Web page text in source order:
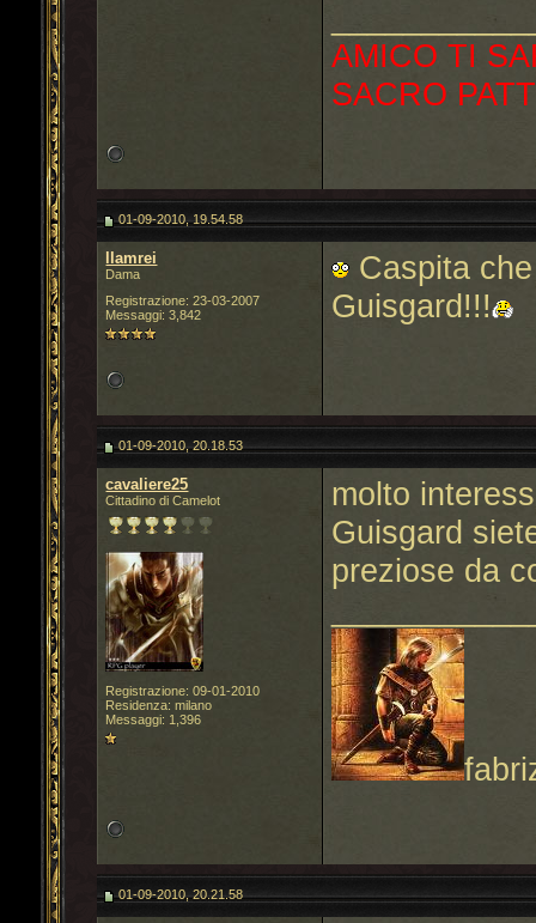
AMICO TI
SACRO
01-09-2010, 19.54.58
llamrei
Dama
Registrazione: 23-03-2007
Messaggi: 3,842
Caspita
Guisgard!!!
01-09-2010, 20.18.53
cavaliere25
Cittadino di Camelot
Registrazione: 09-01-2010
Residenza: milano
Messaggi: 1,396
molto
Guisgard
preziose da
01-09-2010, 20.21.58